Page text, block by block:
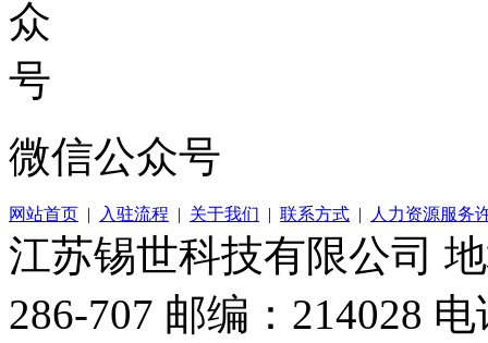
微信公众号
网站首页 | 入驻流程 | 关于我们 | 联系方式 | 人力资源服务
江苏锡世科技有限公司
286-707 邮编：214028